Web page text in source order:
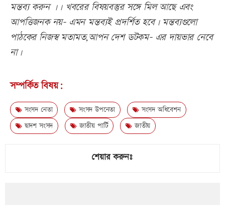
মন্তব্য করুন ।। খবরের বিষয়বস্তুর সঙ্গে মিল আছে এবং
আপত্তিজনক নয়- এমন মন্তব্যই প্রদর্শিত হবে। মন্তব্যগুলো
পাঠকের নিজস্ব মতামত,আপন দেশ ডটকম- এর দায়ভার নেবে
না।
সম্পর্কিত বিষয়:
সংসদ নেতা সংসদ উপনেতা
সংসদ অধিবেশন
দ্বাদশ সংসদ
জাতীয় পার্টি জাতীয়
শেয়ার করুনঃ